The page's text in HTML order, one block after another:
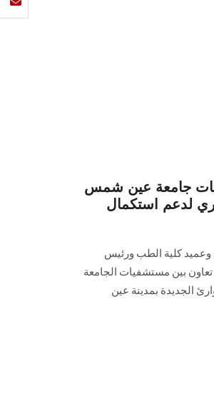
جامعة عين شمس
لدعم استكمال
وعميد كلية الطب ورئيس
بين مستشفيات الجامعة
الجديدة بمدينة عين